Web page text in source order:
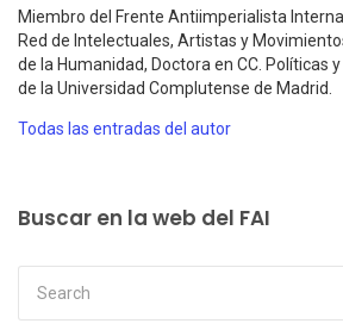
Miembro del Frente Antiimperialista
Red de Intelectuales, Artistas y
de la Humanidad, Doctora en CC. Políticas
de la Universidad Complutense de Madrid.
Todas las entradas del autor
Buscar en la web del FAI